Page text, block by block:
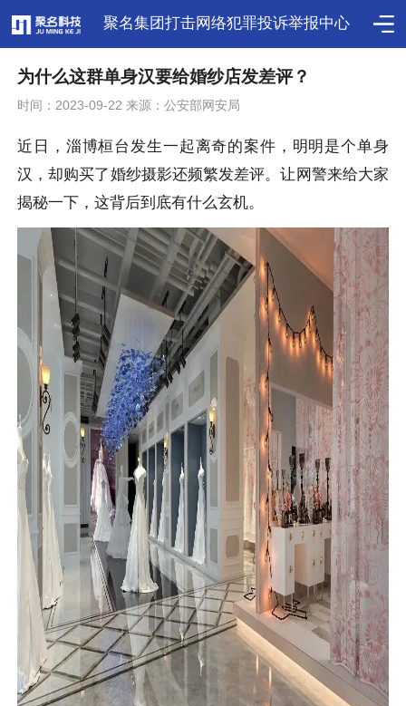
聚名集团打击网络犯罪投诉举报中心
为什么这群单身汉要给婚纱店发差评？
时间：2023-09-22 来源：公安部网安局
近日，淄博桓台发生一起离奇的案件，明明是个单身
汉，却购买了婚纱摄影还频繁发差评。让网警来给大家
揭秘一下，这背后到底有什么玄机。